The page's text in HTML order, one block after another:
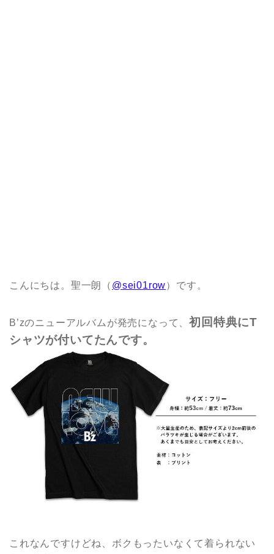
こんにちは。聖一朗（ @sei01row）です。
B’zのニューアルバムが発売になって、初回特典にT
シャツが付いてたんです。
これなんですけどね、ボクもったいなくて着られない